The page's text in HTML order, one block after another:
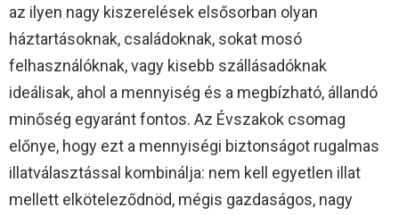
az ilyen nagy kiszerelések elsősorban olyan
háztartásoknak, családoknak, sokat mosó
felhasználóknak, vagy kisebb szállásadóknak
ideálisak, ahol a mennyiség és a megbízható, állandó
minőség egyaránt fontos. Az Évszakok csomag
előnye, hogy ezt a mennyiségi biztonságot rugalmas
illatválasztással kombinálja: nem kell egyetlen illat
mellett elköteleződnöd, mégis gazdaságos, nagy